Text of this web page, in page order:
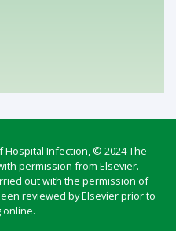
Infection, © 2024 The
permission from Elsevier.
out with the permission of
reviewed by Elsevier prior to
online.